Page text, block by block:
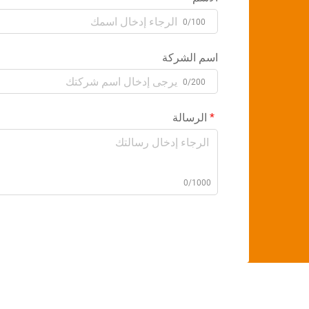
0/100
اسم الشركة
0/200
الرسالة
0/1000